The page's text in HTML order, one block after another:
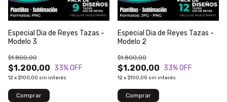
Especial Dia de Reyes Tazas -
Modelo 3
$1.200,00
$1.800,00
33% OFF
12x $100,00 sin interés
Especial Dia de Reyes Tazas -
Modelo 2
$1.200,00
$1.800,00
33% OFF
12x $100,00 sin interés